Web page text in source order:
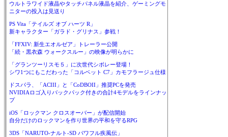
ウルトラワイド液晶やタッチパネル液晶を紹介、ゲーミングモ
ニターの投入は見送り
PS Vita「テイルズ オブ ハーツ R」
新キャラクター「ガラド・グリナス」参戦！
「FFXIV: 新生エオルゼア」トレーラー公開
「続・黒衣森 ウォークスルー」の映像が明らかに
「グランツーリスモ５」に次世代シボレー登場！
シワ1つにもこだわった「コルベット C7」カモフラージュ仕様
ドスパラ、「ACIII」と「CoDBOII」推奨PCを発売
NVIDIAロゴ入りバックパック付きの合計4モデルをラインナッ
プ
iOS「ロックマン クロスオーバー」が配信開始
自分だけのロックマンを作り世界の平和を守るRPG
3DS「NARUTO-ナルト-SD パワフル疾風伝」